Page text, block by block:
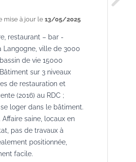
mise à jour le 13/05/2025
restaurant – bar -
Langogne, ville de 3000
de vie 15000
sur 3 niveaux
de restauration et
(2016) au RDC ;
loger dans le bâtiment.
Affaire saine, locaux en
pas de travaux à
positionnée,
facile.